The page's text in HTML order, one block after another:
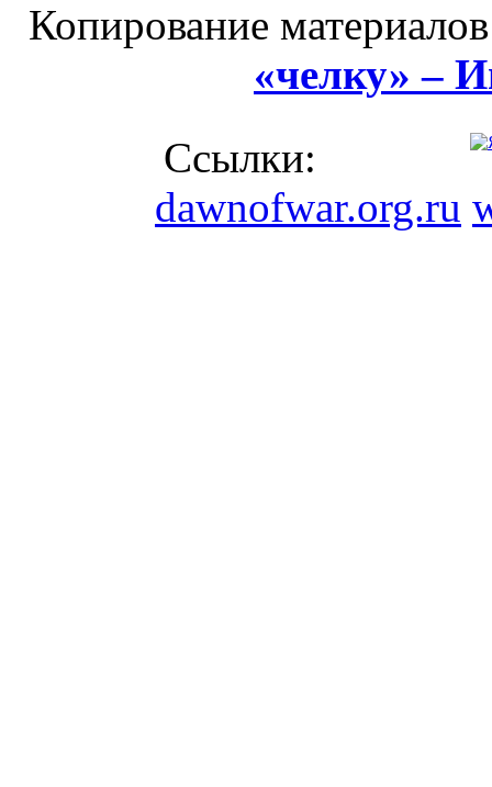
Копирование
«челку» –
Ссылки:
dawnofwar.org.ru